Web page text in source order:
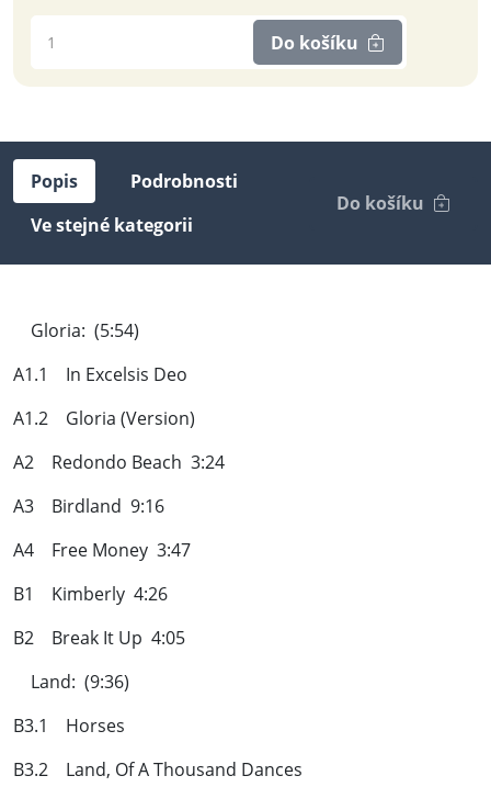
Do košíku
Popis
Podrobnosti
Ve stejné kategorii
Do košíku
Gloria: (5:54)
A1.1 In Excelsis Deo
A1.2 Gloria (Version)
A2 Redondo Beach 3:24
A3 Birdland 9:16
A4 Free Money 3:47
B1 Kimberly 4:26
B2 Break It Up 4:05
Land: (9:36)
B3.1 Horses
B3.2 Land, Of A Thousand Dances